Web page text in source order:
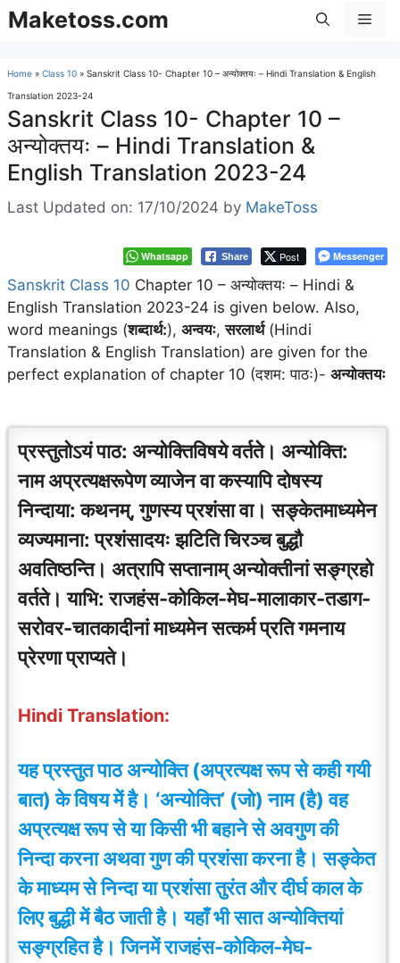
Skip
toMaketoss.com
Home » Class 10 » Sanskrit Class 10- Chapter 10 – अन्योक्तयः – Hindi Translation & English
Translation 2023-24
Sanskrit Class 10- Chapter 10 –
अन्योक्तयः – Hindi Translation &
English Translation 2023-24
Last Updated on: 17/10/2024 by MakeToss
Whatsapp Share Post Messenger
Sanskrit Class 10 Chapter 10 – अन्योक्तयः – Hindi &
English Translation 2023-24 is given below. Also,
word meanings (शब्दार्थ:), अन्वयः,सरलार्थ(Hindi
Translation & English Translation) are given for the
perfect explanation of chapter 10 (दशम: पाठः)- अन्योक्तयः
प्रस्तुतोऽयं पाठ: अन्योक्तिविषये वर्तते। अन्योक्ति:
नाम अप्रत्यक्षरूपेण व्याजेन वा कस्यापि दोषस्य
निन्दाया: कथनम्, गुणस्य प्रशंसा वा। सङ्केतमाध्यमेन
व्यज्यमाना: प्रशंसादयः झटिति चिरञ्च बुद्धौ
अवतिष्ठन्ति। अत्रापि सप्तानाम् अन्योक्तीनां सङ्ग्रहो
वर्तते। याभि: राजहंस-कोकिल-मेघ-मालाकार-तडाग-
सरोवर-चातकादीनां माध्यमेन सत्कर्म प्रति गमनाय
प्रेरणा प्राप्यते।
Hindi Translation:
यह प्रस्तुत पाठ अन्योक्ति (अप्रत्यक्ष रूप से कही गयी
बात) के विषय में है। ‘अन्योक्ति’ (जो) नाम (है) वह
अप्रत्यक्ष रूप से या किसी भी बहाने से अवगुण की
निन्दा करना अथवा गुण की प्रशंसा करना है। सङ्केत
के माध्यम से निन्दा या प्रशंसा तुरंत और दीर्घ काल के
लिए बुद्धी में बैठ जाती है। यहाँ भी सात अन्योक्तियां
सङ्ग्रहित है। जिनमें राजहंस-कोकिल-मेघ-